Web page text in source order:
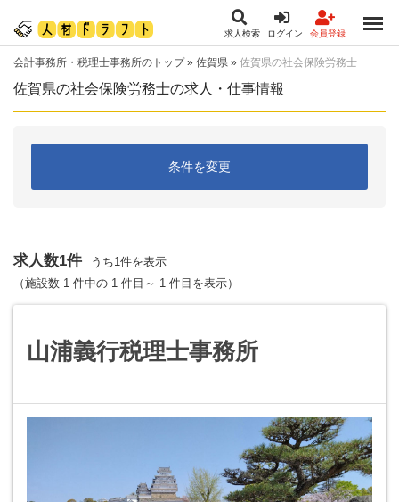
求人検索 ログイン 会員登録
会計事務所・税理士事務所のトップ» 佐賀県 » 佐賀県の社会保険労務士
佐賀県の社会保険労務士の求人・仕事情報
条件を変更
求人数1件
うち1件を表示
（施設数 1 件中の 1 件目～ 1 件目を表示）
山浦義行税理士事務所